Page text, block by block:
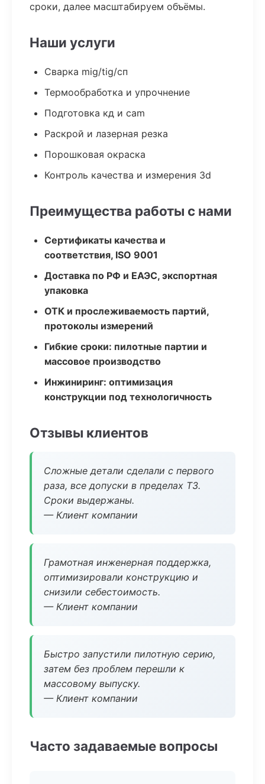
сроки, далее масштабируем объёмы.
Наши услуги
Сварка mig/tig/сп
Термообработка и упрочнение
Подготовка кд и cam
Раскрой и лазерная резка
Порошковая окраска
Контроль качества и измерения 3d
Преимущества работы с нами
Сертификаты качества и
соответствия, ISO 9001
Доставка по РФ и ЕАЭС, экспортная
упаковка
ОТК и прослеживаемость партий,
протоколы измерений
Гибкие сроки: пилотные партии и
массовое производство
Инжиниринг: оптимизация
конструкции под технологичность
Отзывы клиентов
Сложные детали сделали с первого
раза, все допуски в пределах ТЗ.
Сроки выдержаны.
— Клиент компании
Грамотная инженерная поддержка,
оптимизировали конструкцию и
снизили себестоимость.
— Клиент компании
Быстро запустили пилотную серию,
затем без проблем перешли к
массовому выпуску.
— Клиент компании
Часто задаваемые вопросы